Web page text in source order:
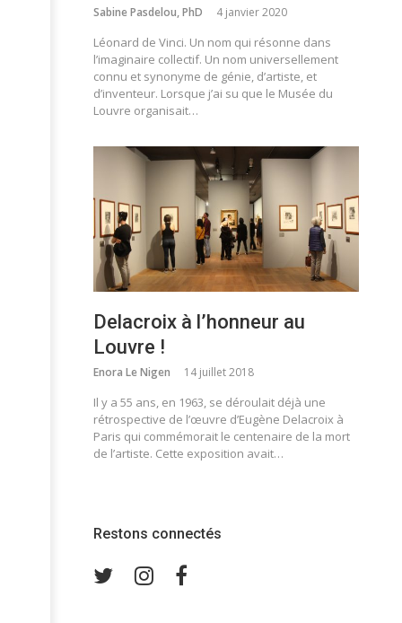
Sabine Pasdelou, PhD 4 janvier 2020
Léonard de Vinci. Un nom qui résonne dans
l’imaginaire collectif. Un nom universellement
connu et synonyme de génie, d’artiste, et
d’inventeur. Lorsque j’ai su que le Musée du
Louvre organisait…
Delacroix à l’honneur au
Louvre !
Enora Le Nigen 14 juillet 2018
Il y a 55 ans, en 1963, se déroulait déjà une
rétrospective de l’œuvre d’Eugène Delacroix à
Paris qui commémorait le centenaire de la mort
de l’artiste. Cette exposition avait…
Restons connectés
TwitterInstagram